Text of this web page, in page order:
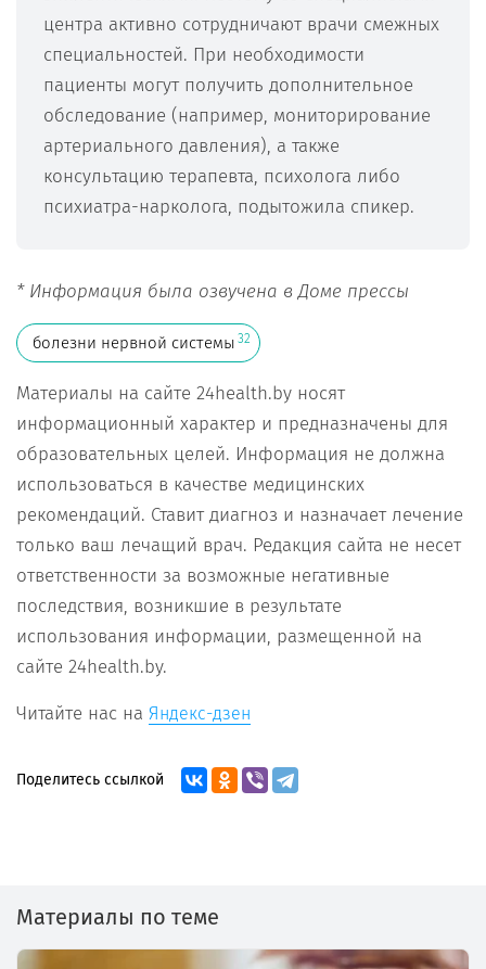
центра активно сотрудничают врачи смежных
специальностей. При необходимости
пациенты могут получить дополнительное
обследование (например, мониторирование
артериального давления), а также
консультацию терапевта, психолога либо
психиатра-нарколога, подытожила спикер.
* Информация была озвучена в Доме прессы
болезни нервной системы 32
Материалы на сайте 24health.by носят
информационный характер и предназначены для
образовательных целей. Информация не должна
использоваться в качестве медицинских
рекомендаций. Ставит диагноз и назначает лечение
только ваш лечащий врач. Редакция сайта не несет
ответственности за возможные негативные
последствия, возникшие в результате
использования информации, размещенной на
сайте 24health.by.
Читайте нас на Яндекс-дзен
Поделитесь ссылкой
Материалы по теме